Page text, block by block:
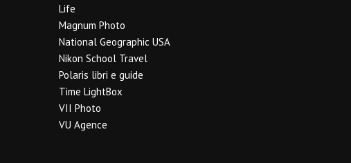
Life
Magnum Photo
National Geographic USA
Nikon School Travel
Polaris libri e guide
Time LightBox
VII Photo
VU Agence